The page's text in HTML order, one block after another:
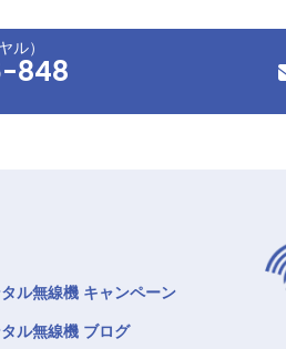
ル）
848
ル無線機 キャンペーン
ル無線機 ブログ